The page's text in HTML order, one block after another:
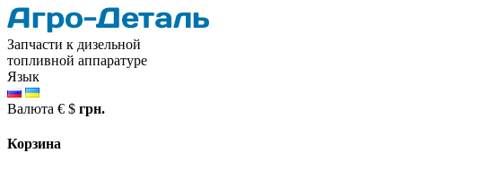
Запчасти к дизельной
топливной аппаратуре
Язык
Валюта € $ грн.
Корзина